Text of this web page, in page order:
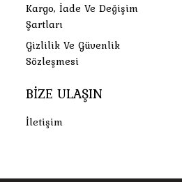
Kargo, İade Ve Değişim
Şartları
Gizlilik Ve Güvenlik
Sözleşmesi
BIZE ULAŞIN
İletişim